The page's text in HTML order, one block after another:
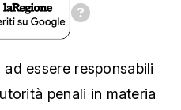
essere responsabili
penali in materia